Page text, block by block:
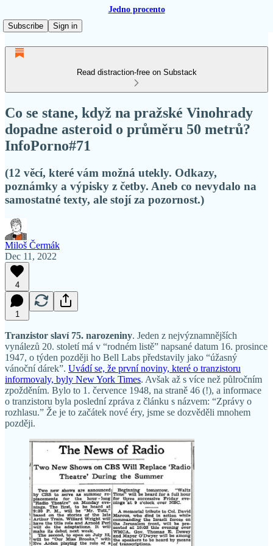
Jedno procento
Subscribe
Sign in
Read distraction-free on Substack
Co se stane, když na pražské Vinohrady
dopadne asteroid o průměru 50 metrů?
InfoPorno#71
(12 věcí, které vám možná utekly. Odkazy,
poznámky a výpisky z četby. Aneb co nevydalo na
samostatné texty, ale stojí za pozornost.)
Miloš Čermák
Dec 11, 2022
4
1
Tranzistor slaví 75. narozeniny. Jeden z nejvýznamnějších
vynálezů 20. století má v “rodném listě” napsané datum 16. prosince
1947, o týden později ho Bell Labs představily jako “úžasný
vánoční dárek”. Uvádí se, že první noviny, které o tranzistoru
informovaly, byly New York Times. Avšak až s více než půlročním
zpožděním. Bylo to 1. července 1948, na straně 46 (!), a informace
o tranzistoru byla poslední zpráva z článku s názvem: “Zprávy o
rozhlasu.” Že je to začátek nové éry, jsme se dozvěděli mnohem
později.